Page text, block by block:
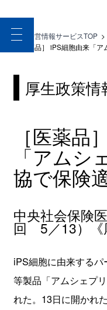
toggle
navigation
医療経営情報サービスTOP >
［医薬品］ iPS細胞由来「
厚生政策情
［医薬品
「アムシ
協で保険
中央社会保険
回 5／13）《
iPS細胞に由来する
等製品「アムシェプ
れた。13日に開かれ